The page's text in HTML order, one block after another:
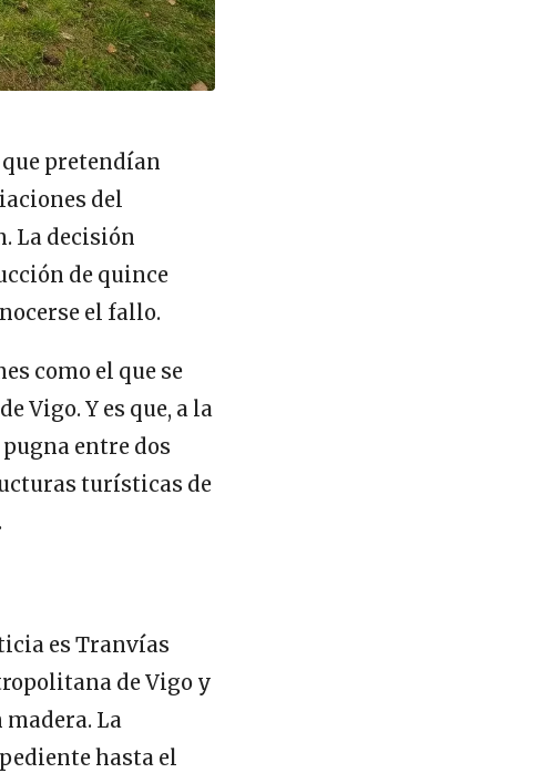
pretendían
del
La decisión
de quince
el fallo.
como el que se
Vigo. Y es que, a la
entre dos
turísticas de
es Tranvías
de Vigo y
La
hasta el